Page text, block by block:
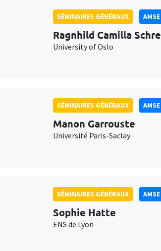
SÉMINAIRES GÉNÉRAUX
Ragnhild Camilla
University of Oslo
SÉMINAIRES GÉNÉRAUX
Manon Garrouste
Université Paris-Saclay
SÉMINAIRES GÉNÉRAUX
Sophie Hatte
ENS de Lyon